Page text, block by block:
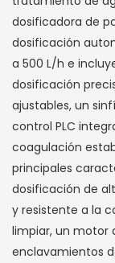
dosificadora de
dosificación
a 500 L/h e
dosificación
ajustables, un
control PLC
coagulación
principales
dosificación de
y resistente a la
limpiar, un motor
enclavamientos